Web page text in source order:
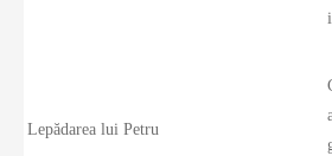
Lepădarea lui Petru